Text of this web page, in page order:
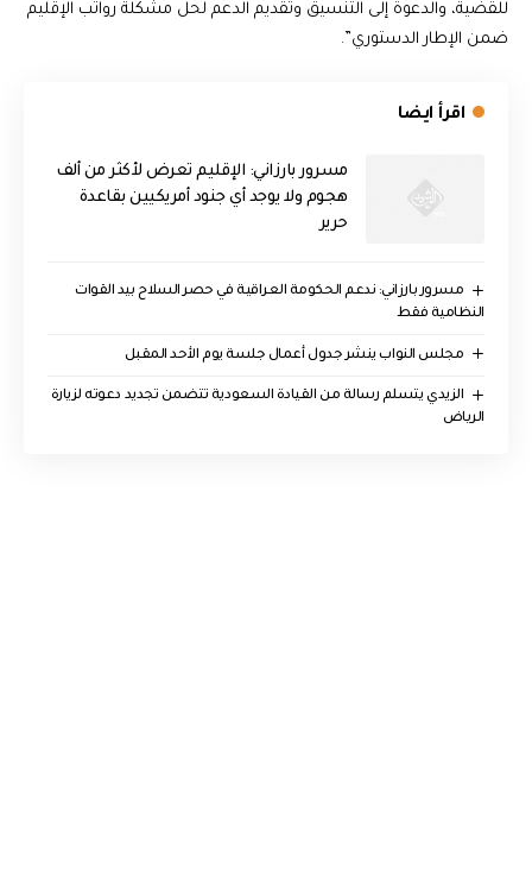
للقضية، والدعوة إلى التنسيق وتقديم الدعم لحل مشكلة رواتب الإقليم
ضمن الإطار الدستوري”.
اقرأ ايضا
مسرور بارزاني: الإقليم تعرض لأكثر من ألف
هجوم ولا يوجد أي جنود أمريكيين بقاعدة
حرير
مسرور بارزاني: ندعم الحكومة العراقية في حصر السلاح بيد القوات
النظامية فقط
مجلس النواب ينشر جدول أعمال جلسة يوم الأحد المقبل
الزيدي يتسلم رسالة من القيادة السعودية تتضمن تجديد دعوته لزيارة
الرياض